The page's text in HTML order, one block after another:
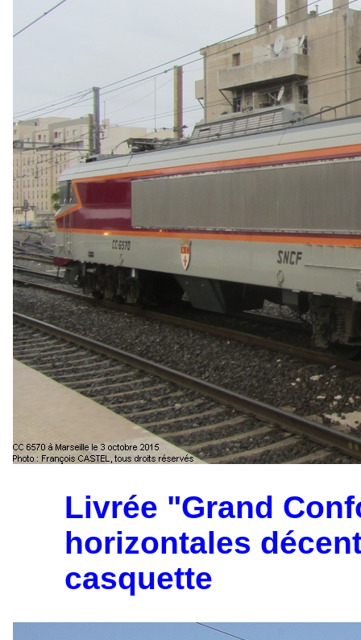
Livrée "Grand
horizontales
casquette